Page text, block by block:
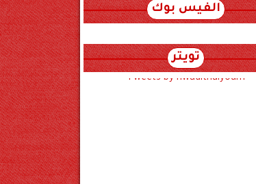
الفيس بوك
تويتر
Tweets by hwadithalyoum